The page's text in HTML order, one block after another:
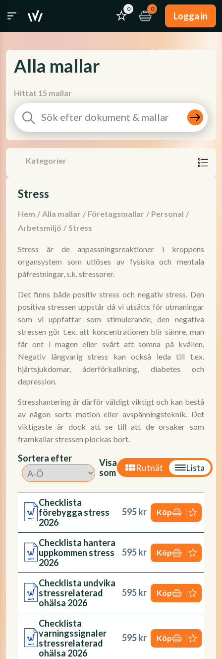
0 0
Logga in
Alla mallar
Hittat 15 mallar
Kategorier
Stress
Hem / Alla mallar / Företagsmallar / Personal /
Arbetsmiljö / Stress
Stress är de anpassningsreaktioner i kroppens
organsystem som utlöses av fysiska och mentala
påfrestningar, s.k. stressorer.
Det finns både positiv stress och negativ stress. Den
positiva stressen uppstår då vi utsätts för utmaningar
som vi uppfattar som stimulerande, den negativa
stressen gör t.ex. att koncentrationen blir sämre, man
får ont i magen eller svårt att somna på kvällen.
Negativ långvarig stress kan också leda till t.ex.
hjärtsjukdomar, åderförkalkning, diabetes och
depression.
Stresshantering är därför väldigt viktigt och kan bestå
av någon sorts motion eller avspänningsteknik. Det
viktigaste är dock att se till att de orsaker som
framkallar stressen plockas bort.
Sortera efter
Visa
som
Rutnät Lista
Checklista
förebygga stress
2026
595 kr Köp
Checklista hantera
uppkommen stress
2026
595 kr Köp
Checklista undvika
stressrelaterad
ohälsa 2026
595 kr Köp
Checklista
varningssignaler
stressrelaterad
ohälsa 2026
595 kr Köp